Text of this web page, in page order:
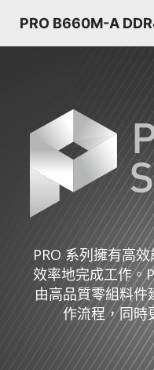
PRO B660M-A
PRO 系列擁有高
效率地完成工作。
由高品質零組料
作流程，同時